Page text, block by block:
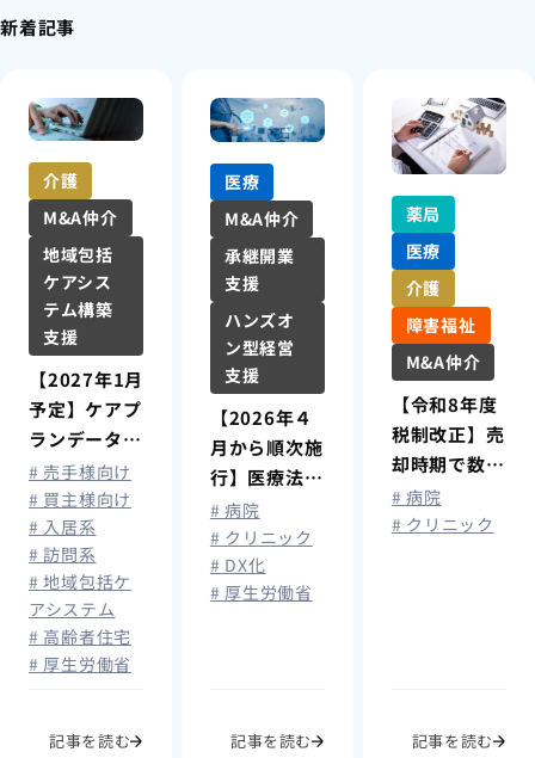
新着記事
介護
M&A仲介
地域包括
ケアシス
テム構築
支援
【2027年1月
予定】ケアプ
ランデータ連
携システムが
介護情報基盤
に統合へ｜介
護事業所が今
から準備すべ
きこと
# 売手様向け
# 買主様向け
# 入居系
# 訪問系
# 地域包括ケ
アシステム
# 高齢者住宅
# 厚生労働省
記事を読む
医療
M&A仲介
承継開業
支援
ハンズオ
ン型経営
支援
【2026年４
月から順次施
行】医療法改
正のポイント
―都市部では
開業規制も
# 病院
# クリニック
# DX化
# 厚生労働省
記事を読む
薬局
医療
介護
障害福祉
M&A仲介
【令和8年度
税制改正】売
却時期で数千
万円差
も？“ミニマ
# 病院
# クリニック
記事を読む